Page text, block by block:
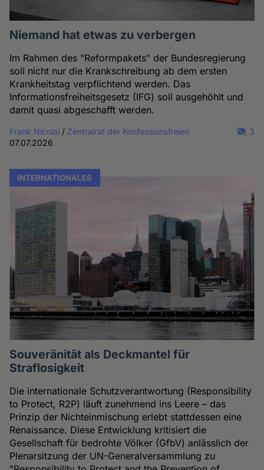
Niemand hat etwas zu verbergen
Im Rahmen des "Reformpakets" der Bundesregierung
soll nicht nur die Krankschreibung ab dem ersten
Krankheitstag verpflichtend werden. Das
Informationsfreiheitsgesetz (IFG) soll ausgehöhlt und
damit quasi abgeschafft werden.
Frank Nicolai / Zentralrat der Konfessionsfreien
07.07.2026
3
INTERNATIONALES
Souveränität als Deckmantel für
Straflosigkeit
Die internationale Schutzverantwortung (Responsibility
to Protect, R2P) läuft zunehmend ins Leere – das
Prinzip der Nichteinmischung erlebt stattdessen eine
Renaissance. Diese Entwicklung kritisiert die
Gesellschaft für bedrohte Völker (GfbV) anlässlich der
Plenarsitzung der UN-Generalversammlung zu